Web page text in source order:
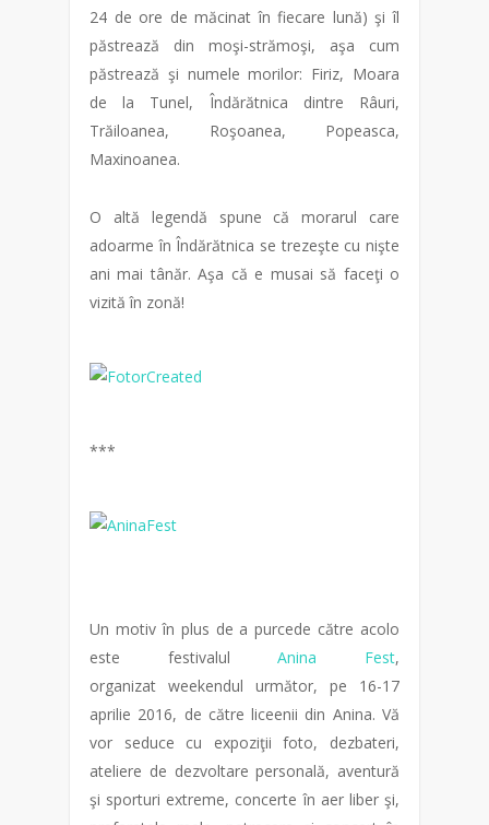
24 de ore de măcinat în fiecare lună) şi îl
păstrează din moşi-strămoşi, aşa cum
păstrează şi numele morilor: Firiz, Moara
de la Tunel, Îndărătnica dintre Râuri,
Trăiloanea, Roşoanea, Popeasca,
Maxinoanea.
O altă legendă spune că morarul care
adoarme în Îndărătnica se trezeşte cu nişte
ani mai tânăr. Aşa că e musai să faceţi o
vizită în zonă!
***
Un motiv în plus de a purcede către acolo
este festivalulAnina Fest,
organizat weekendul următor, pe 16-17
aprilie 2016, de către liceenii din Anina. Vă
vor seduce cu expoziţii foto, dezbateri,
ateliere de dezvoltare personală, aventură
şi sporturi extreme, concerte în aer liber şi,